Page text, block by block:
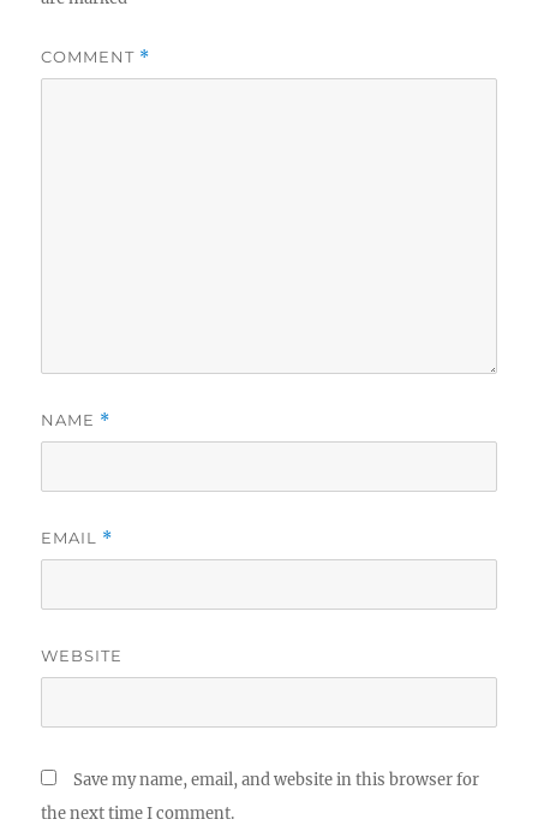
COMMENT *
NAME *
EMAIL *
WEBSITE
Save my name, email, and website in this browser for
the next time I comment.